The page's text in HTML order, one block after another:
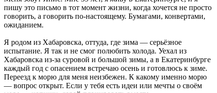
пишу это письмо в тот момент жизни, когда хочется не просто
говорить, а говорить по-настоящему. Бумагами, конвертами,
ожиданием.
Я родом из Хабаровска, оттуда, где зима — серьёзное
испытание. Я так и не смог полюбить холода. Уехал из
Хабаровска из-за суровой и большой зимы, а в Екатеринбурге
каждый год с опасением встречаю осень и готовлюсь к зиме.
Переезд к морю для меня неизбежен. К какому именно морю
— вопрос открыт. Если у тебя есть идеи или мечты о своём